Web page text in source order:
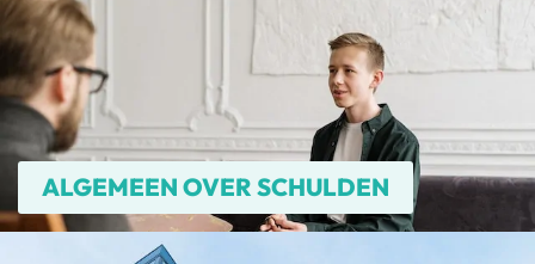
ALGEMEEN OVER SCHULDEN